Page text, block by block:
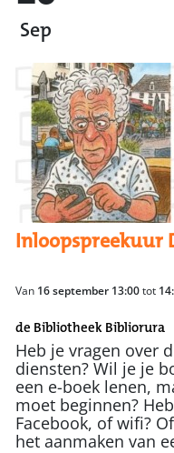
Sep
Inloopspreekuur
Van 16 september 13:00tot
de Bibliotheek Bibliorura
Heb je vragen over
diensten? Wil je je
een e-boek lenen,
moet beginnen?
Facebook, of wifi?
het aanmaken van